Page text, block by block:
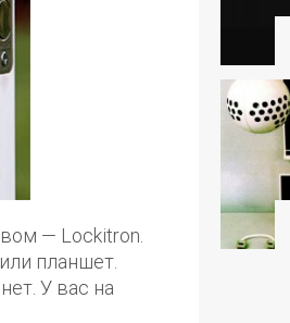
— Lockitron.
планшет.
У вас на